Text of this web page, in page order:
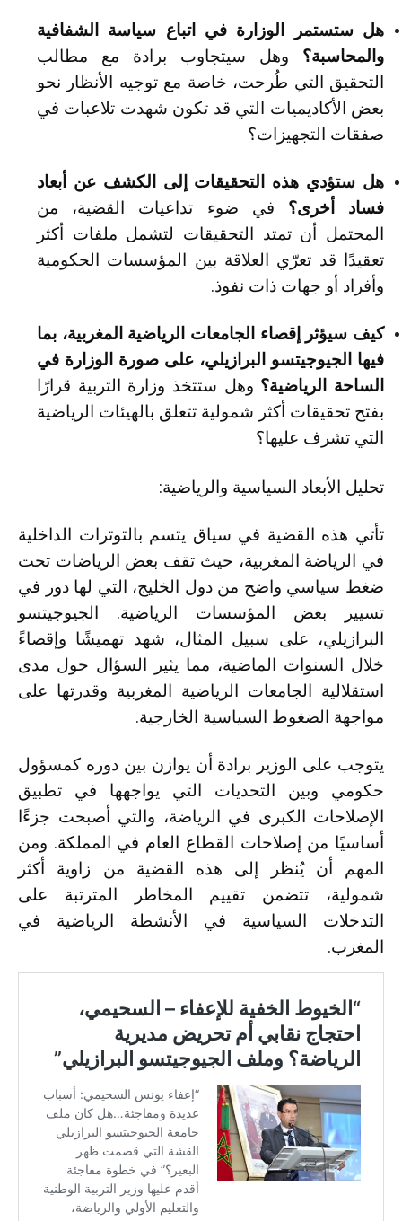
هل ستستمر الوزارة في اتباع سياسة الشفافية
والمحاسبة؟ وهل سيتجاوب برادة مع مطالب
التحقيق التي طُرحت، خاصة مع توجيه الأنظار نحو
بعض الأكاديميات التي قد تكون شهدت تلاعبات في
صفقات التجهيزات؟
هل ستؤدي هذه التحقيقات إلى الكشف عن أبعاد
فساد أخرى؟ في ضوء تداعيات القضية، من
المحتمل أن تمتد التحقيقات لتشمل ملفات أكثر
تعقيدًا قد تعرّي العلاقة بين المؤسسات الحكومية
وأفراد أو جهات ذات نفوذ.
كيف سيؤثر إقصاء الجامعات الرياضية المغربية، بما
فيها الجيوجيتسو البرازيلي، على صورة الوزارة في
الساحة الرياضية؟ وهل ستتخذ وزارة التربية قرارًا
بفتح تحقيقات أكثر شمولية تتعلق بالهيئات الرياضية
التي تشرف عليها؟
تحليل الأبعاد السياسية والرياضية:
تأتي هذه القضية في سياق يتسم بالتوترات الداخلية
في الرياضة المغربية، حيث تقف بعض الرياضات تحت
ضغط سياسي واضح من دول الخليج، التي لها دور في
تسيير بعض المؤسسات الرياضية. الجيوجيتسو
البرازيلي، على سبيل المثال، شهد تهميشًا وإقصاءً
خلال السنوات الماضية، مما يثير السؤال حول مدى
استقلالية الجامعات الرياضية المغربية وقدرتها على
مواجهة الضغوط السياسية الخارجية.
يتوجب على الوزير برادة أن يوازن بين دوره كمسؤول
حكومي وبين التحديات التي يواجهها في تطبيق
الإصلاحات الكبرى في الرياضة، والتي أصبحت جزءًا
أساسيًا من إصلاحات القطاع العام في المملكة. ومن
المهم أن يُنظر إلى هذه القضية من زاوية أكثر
شمولية، تتضمن تقييم المخاطر المترتبة على
التدخلات السياسية في الأنشطة الرياضية في
المغرب.